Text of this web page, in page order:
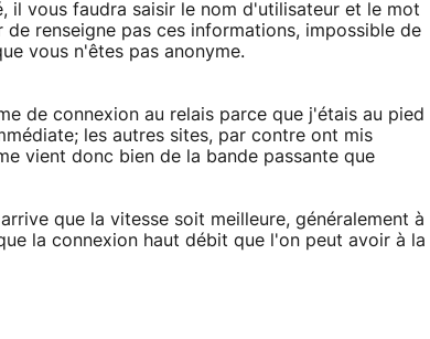
il vous faudra saisir le nom d'utilisateur et le mot
renseigne pas ces informations, impossible de
vous n'êtes pas anonyme.
de connexion au relais parce que j'étais au pied
les autres sites, par contre ont mis
vient donc bien de la bande passante que
que la vitesse soit meilleure, généralement à
la connexion haut débit que l'on peut avoir à la